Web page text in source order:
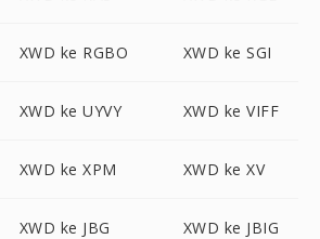
XWD ke RGBO XWD ke SGI
XWD ke UYVY XWD ke VIFF
XWD ke XPM XWD ke XV
XWD ke JBG XWD ke JBIG